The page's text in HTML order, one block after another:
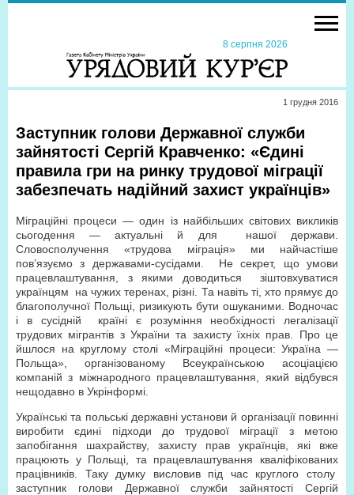
8 серпня 2026
1 грудня 2016
Заступник голови Державної служби
зайнятості Сергій Кравченко: «Єдині
правила гри на ринку трудової міграції
забезпечать надійний захист українців»
Міграційні процеси — один із найбільших світових викликів
сьогодення — актуальні й для нашої держави.
Словосполучення «трудова міграція» ми найчастіше
пов’язуємо з державами-сусідами. Не секрет, що умови
працевлаштування, з якими доводиться зіштовхуватися
українцям на чужих теренах, різні. Та навіть ті, хто прямує до
благополучної Польщі, ризикують бути ошуканими. Водночас
і в сусідній країні є розуміння необхідності легалізації
трудових мігрантів з України та захисту їхніх прав. Про це
йшлося на круглому столі «Міграційні процеси: Україна —
Польща», організованому Всеукраїнською асоціацією
компаній з міжнародного працевлаштування, який відбувся
нещодавно в Укрінформі.
Українські та польські державні установи й організації повинні
виробити єдині підходи до трудової міграції з метою
запобігання шахрайству, захисту прав українців, які вже
працюють у Польщі, та працевлаштування кваліфікованих
працівників. Таку думку висловив під час круглого столу
заступник голови Державної служби зайнятості Сергій